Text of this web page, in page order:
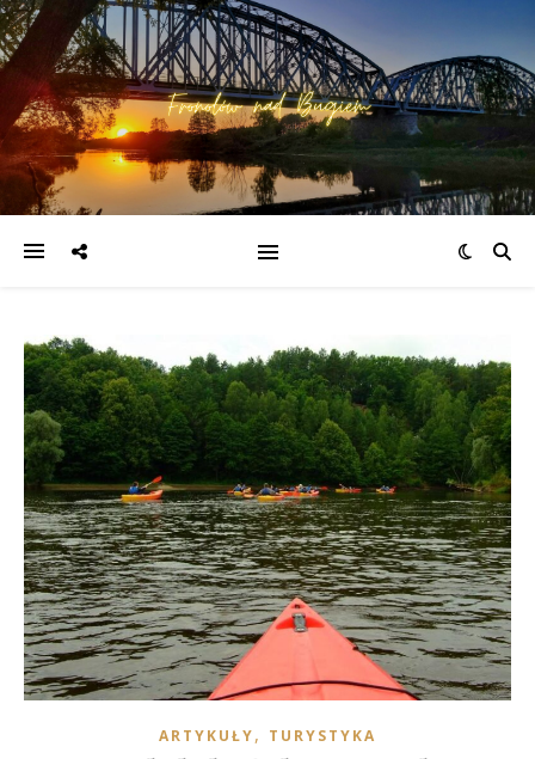
ARTYKUŁY, TURYSTYKA